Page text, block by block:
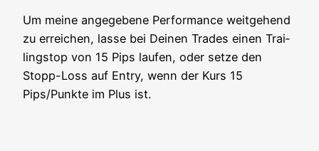
Um mei­ne ange­ge­be­ne Per­for­mance weit­ge­hend
zu errei­chen, las­se bei Dei­nen Trades einen Trai­
lings­top von 15 Pips lau­fen, oder set­ze den
Stopp-Loss auf Ent­ry, wenn der Kurs 15
Pips/Punkte im Plus ist.